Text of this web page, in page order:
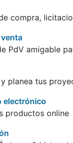
compra,
PdV amigable
planea tus
electrónico
productos online